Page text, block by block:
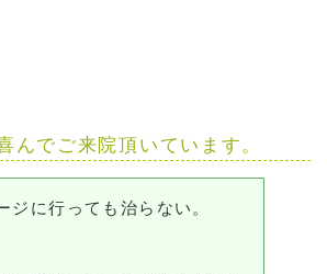
んでご来院頂いています。
ジに行っても治らない。